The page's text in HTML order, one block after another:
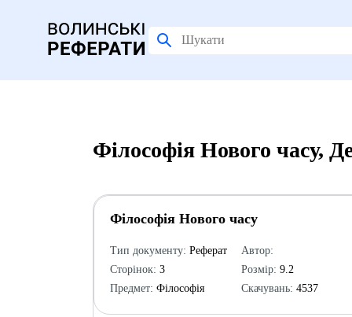
Філософія Нового часу,
Філософія Нового часу
Тип документу: Реферат
Сторінок: 3
Предмет: Філософія
Автор:
Розмір: 9.2
Скачувань: 4537